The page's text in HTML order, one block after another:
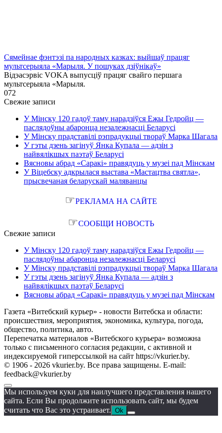
Сямейнае фэнтэзі па народных казках: выйшаў працяг
мультсерыяла «Марыля. У пошуках дзіўнікаў»
Відэасэрвіс VOKA выпусціў працяг свайго першага
мультсерыяла «Марыля.
072
Свежие записи
У Мінску 120 гадоў таму нарадзіўся Ежы Гедройц —
паслядоўны абаронца незалежнасці Беларусі
У Мінску прадставілі рэпрадукцыі твораў Марка Шагала
У гэты дзень загінуў Янка Купала — адзін з
найвялікшых паэтаў Беларусі
Вясновы абрад «Саракі» правядуць у музеі пад Мінскам
У Віцебску адкрылася выстава «Мастацтва святла»,
прысвечаная беларускай маляванцы
☞РЕКЛАМА НА САЙТЕ
☞СООБЩИ НОВОСТЬ
Свежие записи
У Мінску 120 гадоў таму нарадзіўся Ежы Гедройц —
паслядоўны абаронца незалежнасці Беларусі
У Мінску прадставілі рэпрадукцыі твораў Марка Шагала
У гэты дзень загінуў Янка Купала — адзін з
найвялікшых паэтаў Беларусі
Вясновы абрад «Саракі» правядуць у музеі пад Мінскам
Газета «Витебский курьер» - новости Витебска и области:
происшествия, мероприятия, экономика, культура, погода,
общество, политика, авто.
Перепечатка материалов «Витебского курьера» возможна
только с письменного согласия редакции, с активной и
индексируемой гиперссылкой на сайт https://vkurier.by.
© 1906 - 2026 vkurier.by. Все права защищены. E-mail:
feedback@vkurier.by
Мы используем куки для наилучшего представления нашего
сайта. Если Вы продолжите использовать сайт, мы будем
считать что Вас это устраивает. Ok